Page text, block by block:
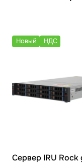
Новый НДС
Сервер IRU Rock